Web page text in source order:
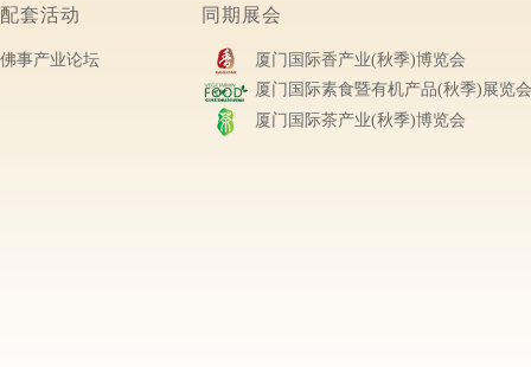
配套活动
佛事产业论坛
同期展会
厦门国际香产业(秋季)博览会
厦门国际素食暨有机产品(秋季)展览会
厦门国际茶产业(秋季)博览会